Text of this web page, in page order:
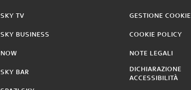
SKY TV
SKY BUSINESS
NOW
SKY BAR
GESTIONE COOKIE
COOKIE POLICY
NOTE LEGALI
DICHIARAZIONE
ACCESSIBILITÀ